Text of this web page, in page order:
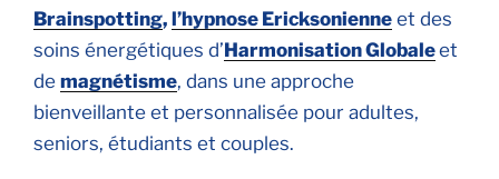
Brainspotting, l’hypnose Ericksonienne et des
soins énergétiques d’Harmonisation Globaleet
de magnétisme, dans une approche
bienveillante et personnalisée pour adultes,
seniors, étudiants et couples.